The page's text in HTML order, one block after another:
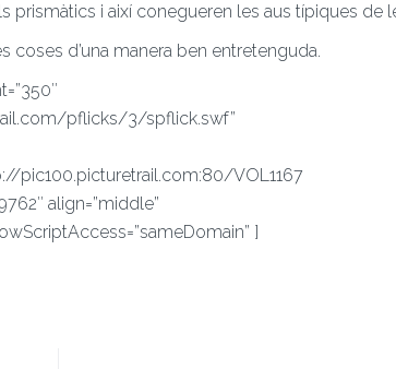
prismàtics i així conegueren les aus típiques de
coses d’una manera ben entretenguda.
pflicks/3/spflick.swf”
pic100.picturetrail.com:80/VOL1167
align=”middle”
]